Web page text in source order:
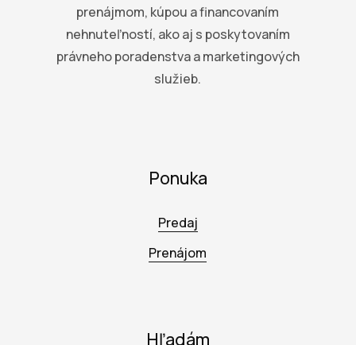
prenájmom, kúpou a financovaním
nehnuteľností, ako aj s poskytovaním
právneho poradenstva a marketingových
služieb.
Ponuka
Predaj
Prenájom
Hľadám